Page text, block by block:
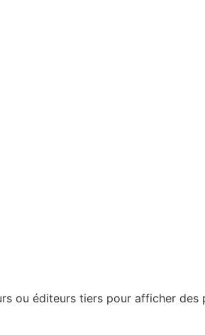
ou éditeurs tiers pour afficher